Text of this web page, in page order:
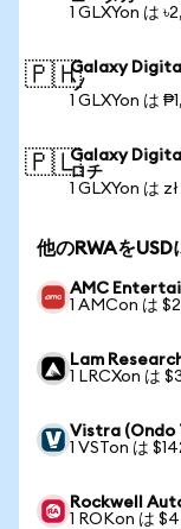
1 GLXYon は
🇵🇭Galaxy
ソ
1 GLXYon は
🇵🇱Galaxy
ロチ
1 GLXYon は
他のRWAをUSD
AMC
1 AMCon は
Lam
1 LRCXon は
Vistra (Ondo
1 VSTon は
Rockwell
1 ROKon は